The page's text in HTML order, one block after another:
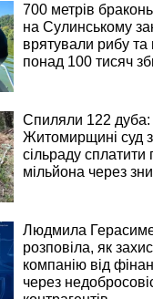
700 метрів
на Сулинському
врятували рибу та
понад 100 тисяч
Спиляли 122 дуба:
Житомирщині суд
сільраду сплатити
мільйона через
Людмила
розповіла, як
компанію від
через